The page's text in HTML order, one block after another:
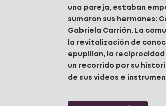
una pareja, estaban
sumaron sus hermanes:
Gabriela Carrión. La
la revitalización de
epupillan, la
un recorrido por su
de sus videos e